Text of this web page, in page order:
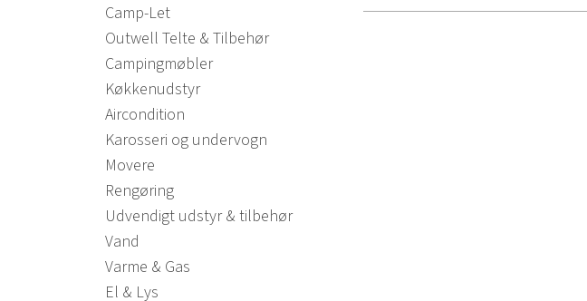
Camp-Let
Outwell Telte & Tilbehør
Campingmøbler
Køkkenudstyr
Aircondition
Karosseri og undervogn
Movere
Rengøring
Udvendigt udstyr & tilbehør
Vand
Varme & Gas
El & Lys